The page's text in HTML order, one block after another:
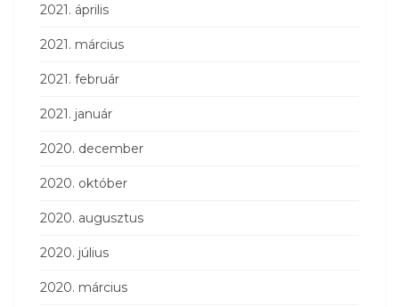
2021. április
2021. március
2021. február
2021. január
2020. december
2020. október
2020. augusztus
2020. július
2020. március